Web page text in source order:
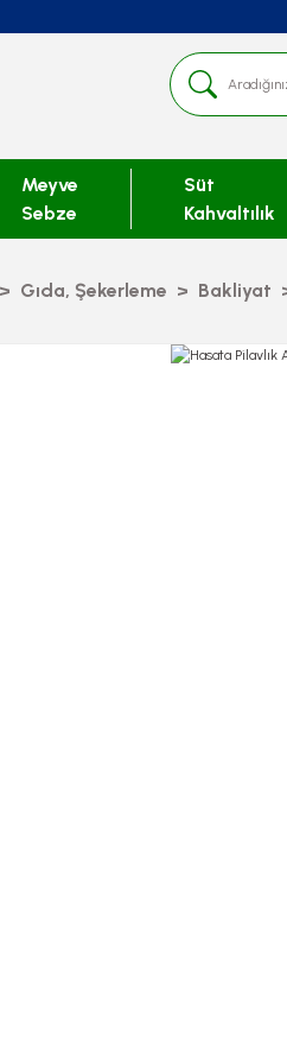
Meyve
Sebze
Süt
Kahvaltılık
Gıda, Şekerleme Bakliyat